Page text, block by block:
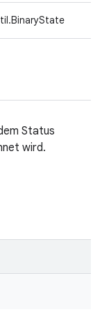
Status
wird.